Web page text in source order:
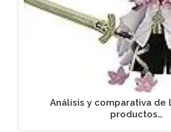
Análisis y comparativa de
productos…